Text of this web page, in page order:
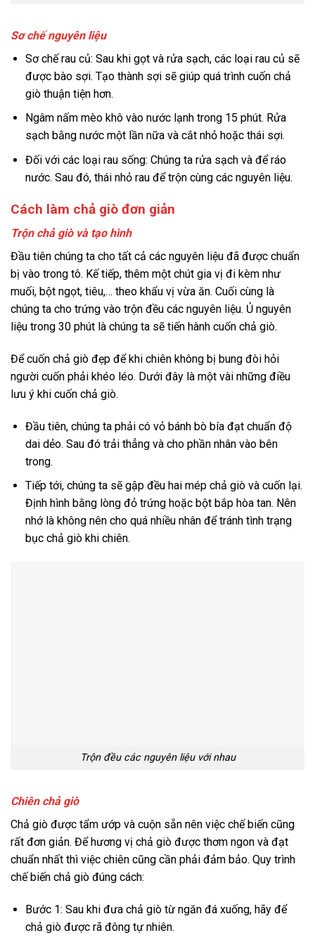
Sơ chế nguyên liệu
Sơ chế rau củ: Sau khi gọt và rửa sạch, các loại rau củ sẽ
được bào sợi. Tạo thành sợi sẽ giúp quá trình cuốn chả
giò thuận tiện hơn.
Ngâm nấm mèo khô vào nước lạnh trong 15 phút. Rửa
sạch bằng nước một lần nữa và cắt nhỏ hoặc thái sợi.
Đối với các loại rau sống: Chúng ta rửa sạch và để ráo
nước. Sau đó, thái nhỏ rau để trộn cùng các nguyên liệu.
Cách làm chả giò đơn giản
Trộn chả giò và tạo hình
Đầu tiên chúng ta cho tất cả các nguyên liệu đã được chuẩn
bị vào trong tô. Kế tiếp, thêm một chút gia vị đi kèm như
muối, bột ngọt, tiêu,… theo khẩu vị vừa ăn. Cuối cùng là
chúng ta cho trứng vào trộn đều các nguyên liệu. Ủ nguyên
liệu trong 30 phút là chúng ta sẽ tiến hành cuốn chả giò.
Để cuốn chả giò đẹp để khi chiên không bị bung đòi hỏi
người cuốn phải khéo léo. Dưới đây là một vài những điều
lưu ý khi cuốn chả giò.
Đầu tiên, chúng ta phải có vỏ bánh bò bía đạt chuẩn độ
dai dẻo. Sau đó trải thẳng và cho phần nhân vào bên
trong.
Tiếp tới, chúng ta sẽ gập đều hai mép chả giò và cuốn lại.
Định hình bằng lòng đỏ trứng hoặc bột bắp hòa tan. Nên
nhớ là không nên cho quá nhiều nhân để tránh tình trạng
bục chả giò khi chiên.
Trộn đều các nguyên liệu với nhau
Chiên chả giò
Chả giò được tẩm ướp và cuộn sẵn nên việc chế biến cũng
rất đơn giản. Để hương vị chả giò được thơm ngon và đạt
chuẩn nhất thì việc chiên cũng cần phải đảm bảo. Quy trình
chế biến chả giò đúng cách:
Bước 1: Sau khi đưa chả giò từ ngăn đá xuống, hãy để
chả giò được rã đông tự nhiên.